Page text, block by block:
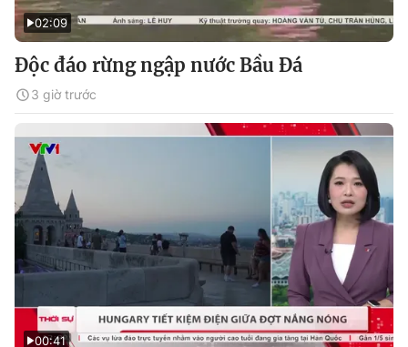
02:09
Độc đáo rừng ngập nước Bầu Đá
3 giờ trước
00:41